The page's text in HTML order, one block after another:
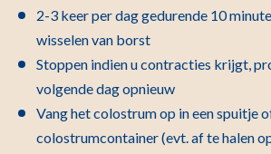
2-3 keer per dag gedurende 10
wisselen van borst
Stoppen indien u contracties krijgt,
volgende dag opnieuw
Vang het colostrum op in een spuitje
colostrumcontainer (evt. af te halen